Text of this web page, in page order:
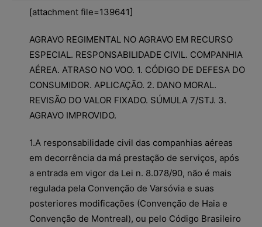
[attachment file=139641]
AGRAVO REGIMENTAL NO AGRAVO EM RECURSO
ESPECIAL. RESPONSABILIDADE CIVIL. COMPANHIA
AÉREA. ATRASO NO VOO. 1. CÓDIGO DE DEFESA DO
CONSUMIDOR. APLICAÇÃO. 2. DANO MORAL.
REVISÃO DO VALOR FIXADO. SÚMULA 7/STJ. 3.
AGRAVO IMPROVIDO.
1.A responsabilidade civil das companhias aéreas
em decorrência da má prestação de serviços, após
a entrada em vigor da Lei n. 8.078/90, não é mais
regulada pela Convenção de Varsóvia e suas
posteriores modificações (Convenção de Haia e
Convenção de Montreal), ou pelo Código Brasileiro